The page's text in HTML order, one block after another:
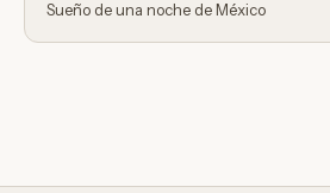
Sueño de una noche de México